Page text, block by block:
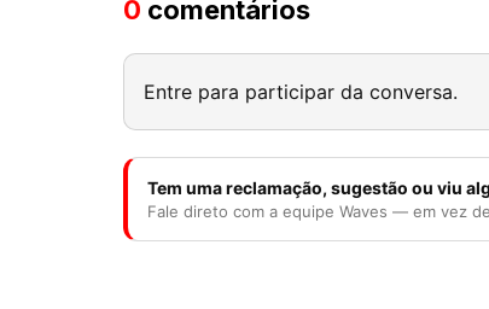
0 comentários
Entre para participar da conversa.
Tem uma reclamação, sugestão ou viu
Fale direto com a equipe Waves — em vez